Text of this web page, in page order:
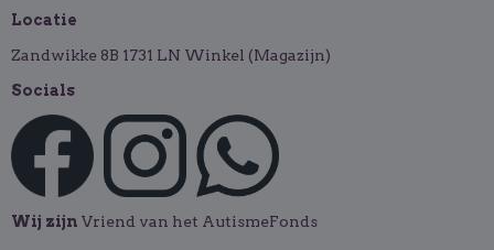
Locatie
Zandwikke 8B 1731 LN Winkel (Magazijn)
Socials
Wij zijn Vriend van het AutismeFonds